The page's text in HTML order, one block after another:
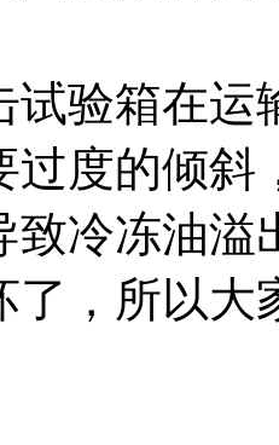
试验箱在运
过度的倾斜
致冷冻油溢
了，所以大